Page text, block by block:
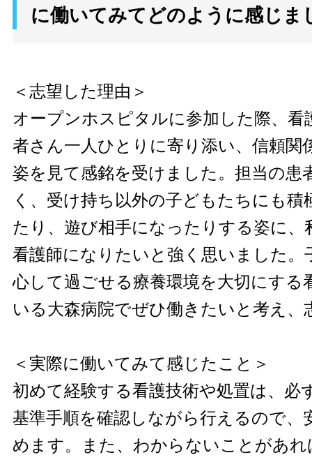
に働いてみてどのように感じま
＜志望した理由＞
オープンホスピタルに参加した際、看
者さん一人ひとりに寄り添い、信頼関
姿を見て感銘を受けました。担当の患
く、受け持ち以外の子どもたちにも積
たり、遊び相手になったりする姿に、
看護師になりたいと強く思いました。
心して過ごせる療養環境を大切にする
いる大森病院でぜひ働きたいと考え、
＜実際に働いてみて感じたこと＞
初めて経験する看護技術や処置は、必
基準手順を確認しながら行えるので、
めます。また、わからないことがあ